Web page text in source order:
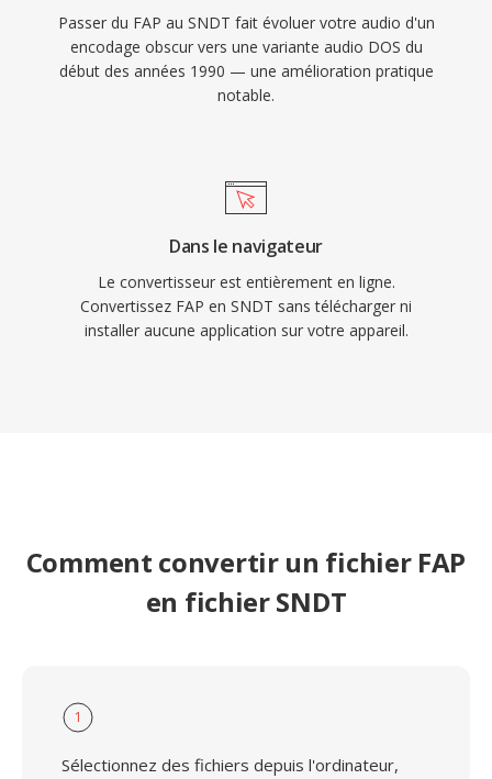
Passer du FAP au SNDT fait évoluer votre audio d'un
encodage obscur vers une variante audio DOS du
début des années 1990 — une amélioration pratique
notable.
Dans le navigateur
Le convertisseur est entièrement en ligne.
Convertissez FAP en SNDT sans télécharger ni
installer aucune application sur votre appareil.
Comment convertir un fichier FAP
en fichier SNDT
1
Sélectionnez des fichiers depuis l'ordinateur,